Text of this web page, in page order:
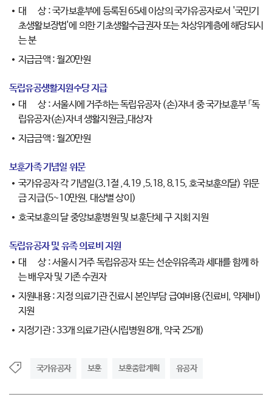
대 상 : 국가보훈부에 등록된 65세 이상의 국가유공자로서 '국민기
초생활보장법'에 의한 기초생활수급권자 또는 차상위계층에 해당되시
는 분
지급금액 : 월20만원
독립유공생활지원수당 지급
대 상 : 서울시에 거주하는 독립유공자 (손)자녀 중 국가보훈부 「독
립유공자(손)자녀 생활지원금」대상자
지급금액 : 월20만원
보훈가족 기념일 위문
국가유공자 각 기념일(3.1절 ,4.19 ,5.18, 8.15, 호국보훈의달) 위문
금 지급(5~10만원, 대상별 상이)
호국보훈의 달 중앙보훈병원 및 보훈단체 구 지회 지원
독립유공자 및 유족 의료비 지원
대 상 : 서울시 거주 독립유공자 또는 선순위유족과 세대를 함께 하
는 배우자 및 기존 수권자
지원내용 : 지정 의료기관 진료시 본인부담 급여비용(진료비, 약제비)
지원
지정기관 : 33개 의료기관(시립병원 8개, 약국 25개)
국가유공자 보훈 보훈종합계획 유공자